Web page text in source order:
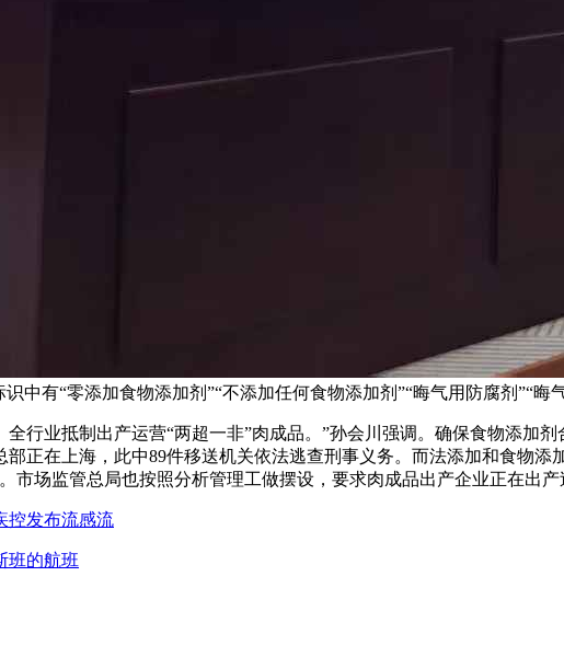
中有“零添加食物添加剂”“不添加任何食物添加剂”“晦气用防腐剂”“晦
业抵制出产运营“两超一非”肉成品。”孙会川强调。确保食物添加
正在上海，此中89件移送机关依法逃查刑事义务。而法添加和食物
市场监管总局也按照分析管理工做摆设，要求肉成品出产企业正在出
控发布流感流
班的航班